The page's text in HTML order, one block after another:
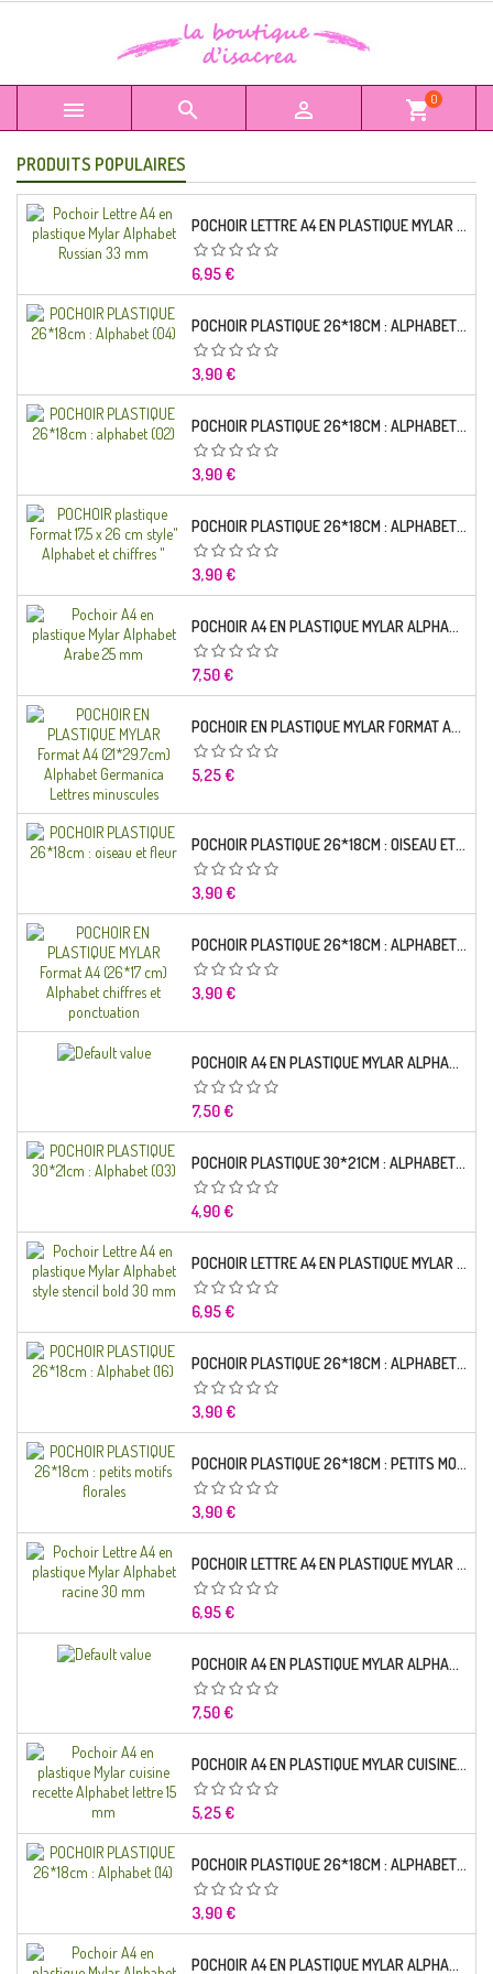
   shopping_cart0
PRODUITS POPULAIRES
POCHOIR LETTRE A4 EN PLASTIQUE MYLAR ALPHABET RUSSIAN 33 MM
Prix
6,95 €
POCHOIR PLASTIQUE 26*18CM : ALPHABET (04)
Prix
3,90 €
POCHOIR PLASTIQUE 26*18CM : ALPHABET (02)
Prix
3,90 €
POCHOIR PLASTIQUE 26*18CM : ALPHABET (01)
Prix
3,90 €
POCHOIR A4 EN PLASTIQUE MYLAR ALPHABET ARABE 25 MM
Prix
7,50 €
POCHOIR EN PLASTIQUE MYLAR FORMAT A4 (21*29.7CM) ALPHABET GERMANICA LETTRES MINUSCULES
Prix
5,25 €
POCHOIR PLASTIQUE 26*18CM : OISEAU ET FLEUR
Prix
3,90 €
POCHOIR PLASTIQUE 26*18CM : ALPHABET (03)
Prix
3,90 €
POCHOIR A4 EN PLASTIQUE MYLAR ALPHABET LETTRE TYPO CHARLEMAGNE 28 MM
Prix
7,50 €
POCHOIR PLASTIQUE 30*21CM : ALPHABET (03)
Prix
4,90 €
POCHOIR LETTRE A4 EN PLASTIQUE MYLAR ALPHABET STYLE STENCIL BOLD 30 MM
Prix
6,95 €
POCHOIR PLASTIQUE 26*18CM : ALPHABET (16)
Prix
3,90 €
POCHOIR PLASTIQUE 26*18CM : PETITS MOTIFS FLORALES
Prix
3,90 €
POCHOIR LETTRE A4 EN PLASTIQUE MYLAR ALPHABET RACINE 30 MM
Prix
6,95 €
POCHOIR A4 EN PLASTIQUE MYLAR ALPHABET LETTRE TYPO SEGOE 25 MM
Prix
7,50 €
POCHOIR A4 EN PLASTIQUE MYLAR CUISINE RECETTE ALPHABET LETTRE 15 MM
Prix
5,25 €
POCHOIR PLASTIQUE 26*18CM : ALPHABET (14)
Prix
3,90 €
POCHOIR A4 EN PLASTIQUE MYLAR ALPHABET LETTRE TYPO CHARLEMAGNE